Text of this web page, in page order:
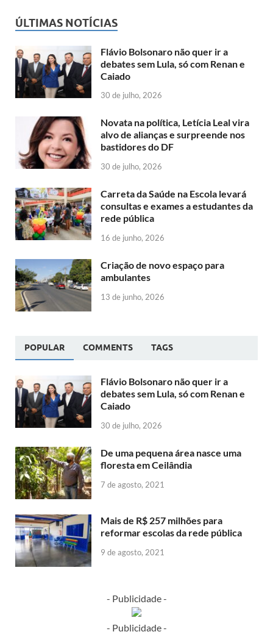
ÚLTIMAS NOTÍCIAS
Flávio Bolsonaro não quer ir a
debates sem Lula, só com Renan e
Caiado
30 de julho, 2026
Novata na política, Letícia Leal vira
alvo de alianças e surpreende nos
bastidores do DF
30 de julho, 2026
Carreta da Saúde na Escola levará
consultas e exames a estudantes da
rede pública
16 de junho, 2026
Criação de novo espaço para
ambulantes
13 de junho, 2026
POPULAR COMMENTS TAGS
Flávio Bolsonaro não quer ir a
debates sem Lula, só com Renan e
Caiado
30 de julho, 2026
De uma pequena área nasce uma
floresta em Ceilândia
7 de agosto, 2021
Mais de R$ 257 milhões para
reformar escolas da rede pública
9 de agosto, 2021
- Publicidade -
- Publicidade -